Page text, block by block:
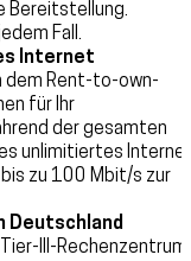
Bereitstellung.
Fall.
Internet
dem Rent-to-own-
für Ihr
der gesamten
unlimitiertes
zu 100 Mbit/s zur
Deutschland
III-Rechenzentrum